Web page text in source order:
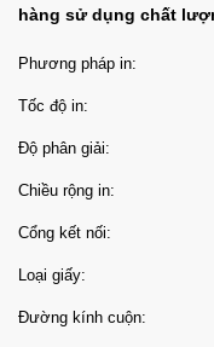
hàng sử dụng chất
Phương pháp in:
Tốc độ in:
Độ phân giải:
Chiều rộng in:
Cổng kết nối:
Loại giấy:
Đường kính cuộn: